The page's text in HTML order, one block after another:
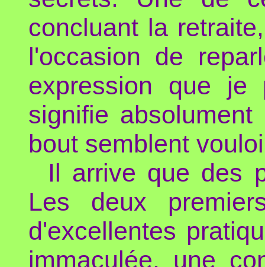
concluant la
l'occasion de
expression que je
signifie
bout semblent
Il arrive que des
Les deux
d'excellentes
immaculée, une